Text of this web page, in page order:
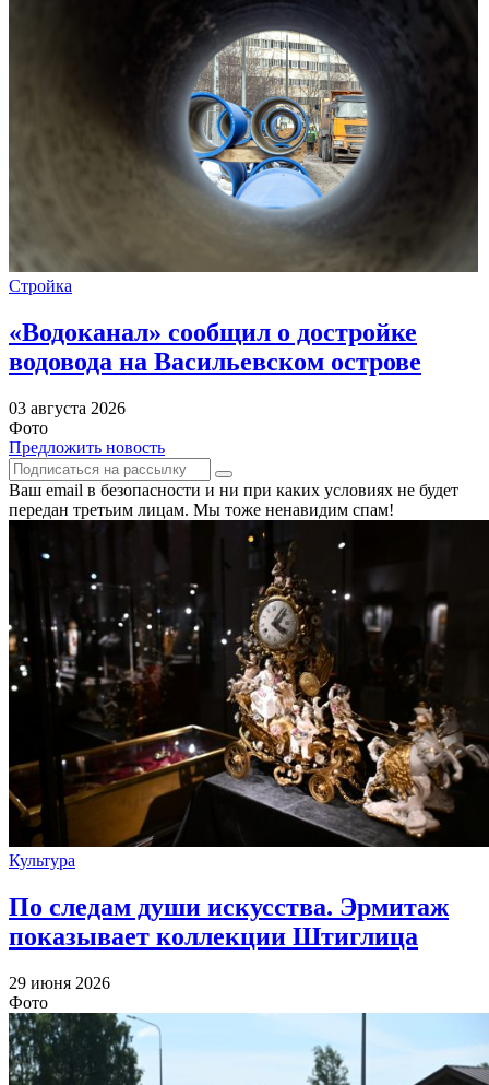
Стройка
«Водоканал» сообщил о достройке
водовода на Васильевском острове
03 августа 2026
Фото
Предложить новость
Ваш email в безопасности и ни при каких условиях не будет
передан третьим лицам. Мы тоже ненавидим спам!
Культура
По следам души искусства. Эрмитаж
показывает коллекции Штиглица
29 июня 2026
Фото